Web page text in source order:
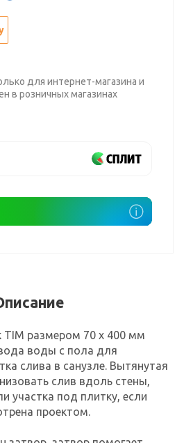
для интернет-магазина и
в розничных магазинах
размером 70 х 400 мм
воды с пола для
слива в санузле. Вытянутая
слив вдоль стены,
участка под плитку, если
проектом.